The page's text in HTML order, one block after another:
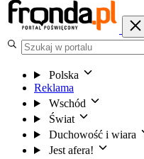
Polska
Reklama
Wschód
Świat
Duchowość i wiara
Jest afera!